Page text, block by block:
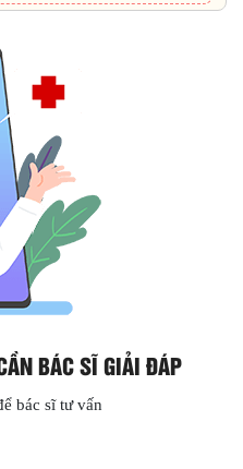
BÁC SĨ GIẢI ĐÁP
bác sĩ tư vấn